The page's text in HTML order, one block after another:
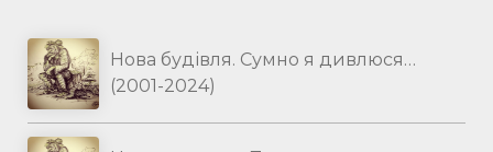
Нова будівля. Сумно я дивлюся…
(2001-2024)